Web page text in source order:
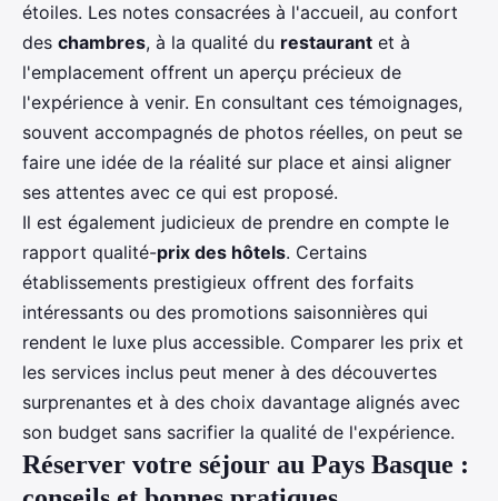
étoiles. Les notes consacrées à l'accueil, au confort
des chambres, à la qualité du restaurant et à
l'emplacement offrent un aperçu précieux de
l'expérience à venir. En consultant ces témoignages,
souvent accompagnés de photos réelles, on peut se
faire une idée de la réalité sur place et ainsi aligner
ses attentes avec ce qui est proposé.
Il est également judicieux de prendre en compte le
rapport qualité-prix des hôtels. Certains
établissements prestigieux offrent des forfaits
intéressants ou des promotions saisonnières qui
rendent le luxe plus accessible. Comparer les prix et
les services inclus peut mener à des découvertes
surprenantes et à des choix davantage alignés avec
son budget sans sacrifier la qualité de l'expérience.
Réserver votre séjour au Pays Basque :